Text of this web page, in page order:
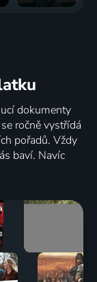
dokumenty
ročně vystřídá
pořadů. Vždy
baví. Navíc